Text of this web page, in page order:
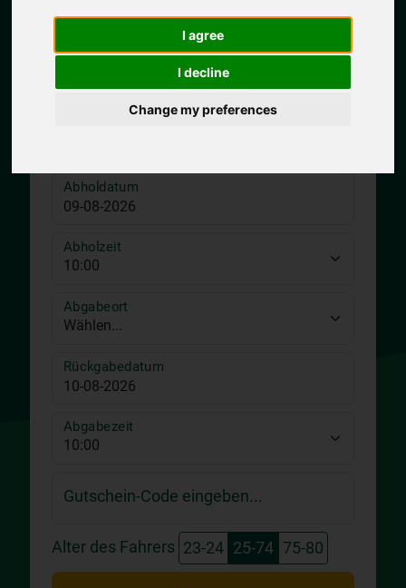
MENU
Abholdatum
Abholzeit
Abgabeort
Rückgabedatum
Abgabezeit
Gutschein-Code eingeben...
Alter des Fahrers 23-24 25-74 75-80
I agree
I decline
Change my preferences